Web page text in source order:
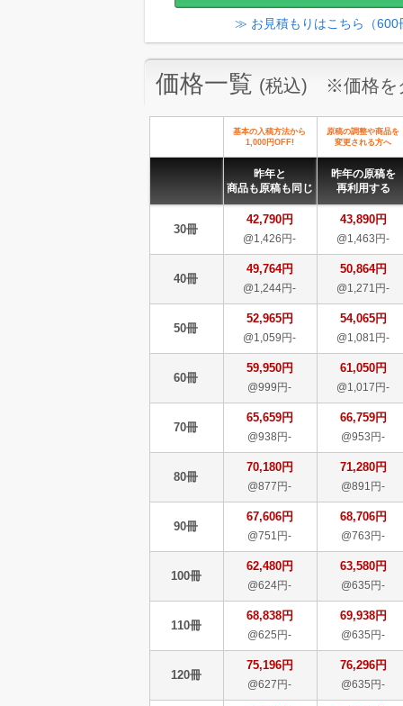
≫ お見積もりはこちら（600
価格一覧 (税込) ※価格を
基本の入稿方法から
1,000円OFF!
原稿の調整や商品を
変更される方へ
昨年と
商品も原稿も同じ
昨年の原稿を
再利用する
30冊
42,790円
@1,426円-
43,890円
@1,463円-
40冊
49,764円
@1,244円-
50,864円
@1,271円-
50冊
52,965円
@1,059円-
54,065円
@1,081円-
60冊
59,950円
@999円-
61,050円
@1,017円-
70冊
65,659円
@938円-
66,759円
@953円-
80冊
70,180円
@877円-
71,280円
@891円-
90冊
67,606円
@751円-
68,706円
@763円-
100冊
62,480円
@624円-
63,580円
@635円-
110冊
68,838円
@625円-
69,938円
@635円-
120冊
75,196円
@627円-
76,296円
@635円-